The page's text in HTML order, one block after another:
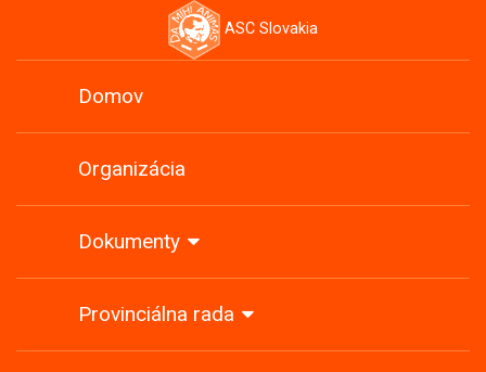
ASC Slovakia
Domov
Organizácia
Dokumenty
Provinciálna rada